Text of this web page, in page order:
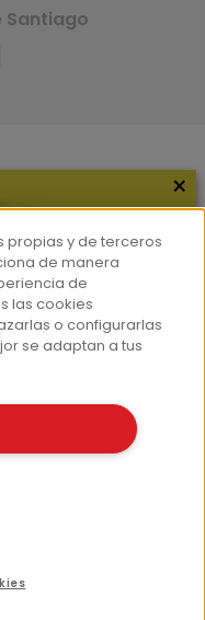
Santiago
×
propias y de terceros
de manera
de
las cookies
o configurarlas
se adaptan a tus